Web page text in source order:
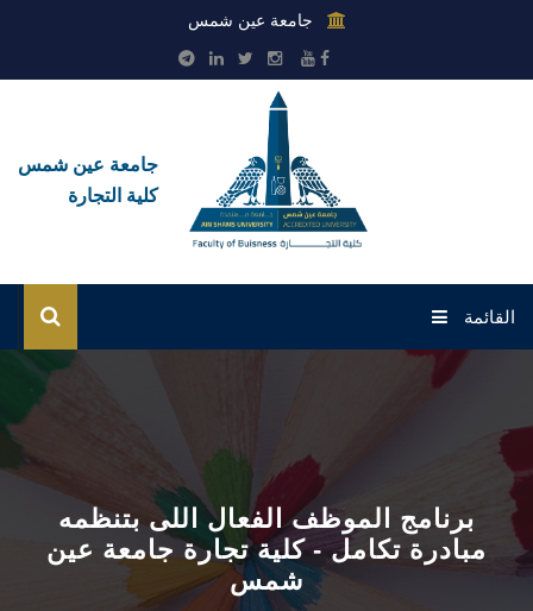
جامعة عين شمس
جامعة عين شمس
كلية التجارة
القائمة
الرئيسية
القطاعات
الأقسام العلمية
برنامج الموظف الفعال اللى بتنظمه
مبادرة تكامل - كلية تجارة جامعة عين
شمس